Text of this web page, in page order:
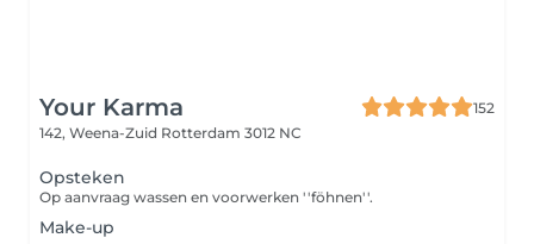
Your Karma
152
142, Weena-Zuid Rotterdam 3012 NC
Opsteken
Op aanvraag wassen en voorwerken ''föhnen''.
Make-up